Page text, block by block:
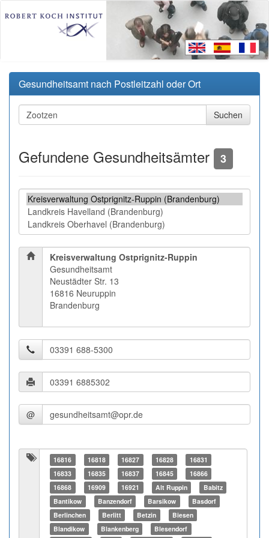
Gesundheitsamt nach Postleitzahl oder Ort
Gefundene Gesundheitsämter 3
Kreisverwaltung Ostprignitz-Ruppin
Gesundheitsamt
Neustädter Str. 13
16816 Neuruppin
Brandenburg
@
16816 16818 16827 16828
16831
16833
16835 16837 16845
16866
16868
16909 16921 Alt Ruppin
Babitz
Bantikow
Banzendorf Barsikow
Basdorf
Berlinchen
Berlitt Betzin
Biesen
Blandikow
Blankenberg Blesendorf